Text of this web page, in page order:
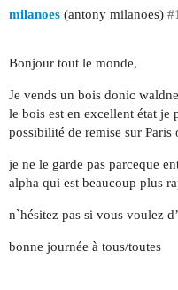
milanoes (antony milanoes)
Bonjour tout le monde,
Je vends un bois donic
le bois est en excellent état je
possibilité de remise sur Paris
je ne le garde pas parceque
alpha qui est beaucoup plus
n`hésitez pas si vous voulez
bonne journée à tous/toutes